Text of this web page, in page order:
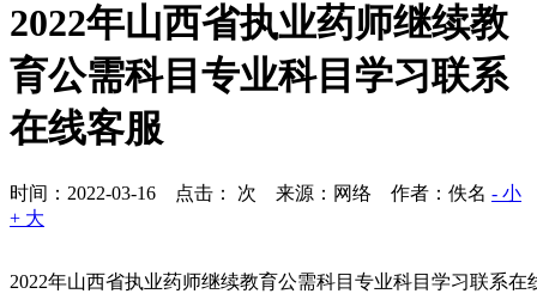
2022年山西省执业药师继续教
育公需科目专业科目学习联系
在线客服
时间：2022-03-16 点击： 次 来源：网络 作者：佚名 - 小
+ 大
2022年山西省执业药师继续教育公需科目专业科目学习联系在